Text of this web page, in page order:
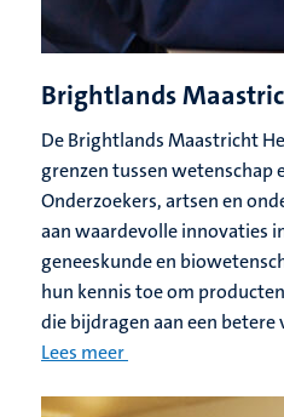
Brightlands
De Brightlands Maastricht
grenzen tussen wetenschap
Onderzoekers, artsen en
aan waardevolle innovaties
geneeskunde en
hun kennis toe om
die bijdragen aan een betere
Lees meer